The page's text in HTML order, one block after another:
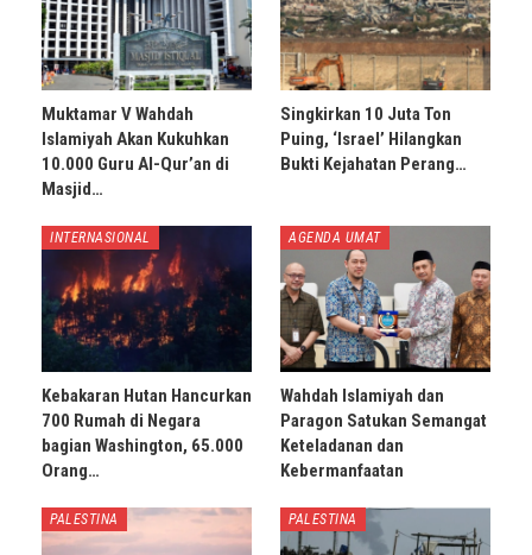
Muktamar V Wahdah
Islamiyah Akan Kukuhkan
10.000 Guru Al-Qur’an di
Masjid…
Singkirkan 10 Juta Ton
Puing, ‘Israel’ Hilangkan
Bukti Kejahatan Perang…
INTERNASIONAL
Kebakaran Hutan Hancurkan
700 Rumah di Negara
bagian Washington, 65.000
Orang…
AGENDA UMAT
Wahdah Islamiyah dan
Paragon Satukan Semangat
Keteladanan dan
Kebermanfaatan
PALESTINA PALESTINA